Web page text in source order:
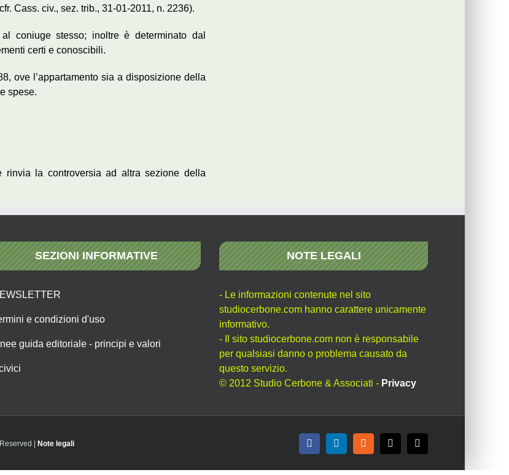
Cass. civ., sez. trib., 31-01-2011, n. 2236).
coniuge stesso; inoltre è determinato dal
certi e conoscibili.
ove l’appartamento sia a disposizione della
spese.
la controversia ad altra sezione della
SEZIONI INFORMATIVE
e condizioni d'uso
guida editoriale - principi e valori
NOTE LEGALI
- Le informazioni contenute nel sito
studiocerbone.com hanno carattere unicamente
informativo.
- Il sito studiocerbone.com non è responsabile
per qualsiasi danno o problema causato da
questo servizio.
© 2012 Studio Cerbone & Associati - Privacy
| Note legali FacebookLinkedInRss X Email